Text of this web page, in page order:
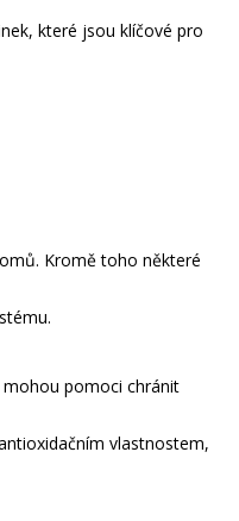
které jsou klíčové pro
Kromě toho některé
mohou pomoci chránit
vlastnostem,